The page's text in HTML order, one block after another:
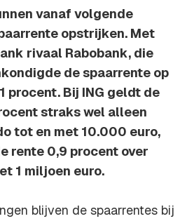
vanaf volgende
opstrijken. Met
rivaal Rabobank, die
de spaarrente op
procent. Bij ING geldt de
straks wel alleen
tot en met 10.000 euro,
rente 0,9 procent over
1 miljoen euro.
blijven de spaarrentes bij